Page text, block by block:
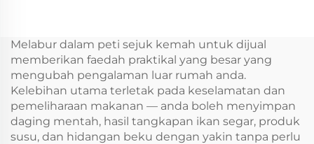
Refrigerator Freezer
Cooler Box 35L
Dalam Peti sejuk Laci
Mini 20L Kereta Dc
Terbina Dalam
Melabur dalam peti sejuk kemah untuk dijual
memberikan faedah praktikal yang besar yang
mengubah pengalaman luar rumah anda.
Kelebihan utama terletak pada keselamatan dan
pemeliharaan makanan — anda boleh menyimpan
daging mentah, hasil tangkapan ikan segar, produk
susu, dan hidangan beku dengan yakin tanpa perlu